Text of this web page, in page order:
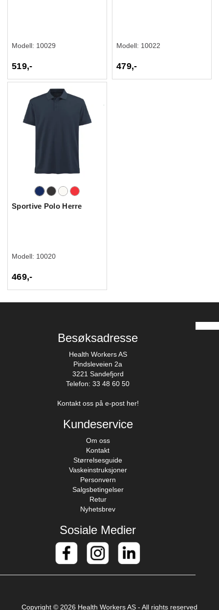
Modell: 10029
519,-
Modell: 10022
479,-
Sportive Polo Herre
Modell: 10020
469,-
Besøksadresse
Health Workers AS
Pindsleveien 2a
3221 Sandefjord
Telefon: 33 48 60 50
Kontakt oss på e-post her!
Kundeservice
Om oss
Kontakt
Størrelsesguide
Vaskeinstruksjoner
Personvern
Salgsbetingelser
Retur
Nyhetsbrev
Sosiale Medier
Copyright © 2026 Health Workers AS - All rights reserved